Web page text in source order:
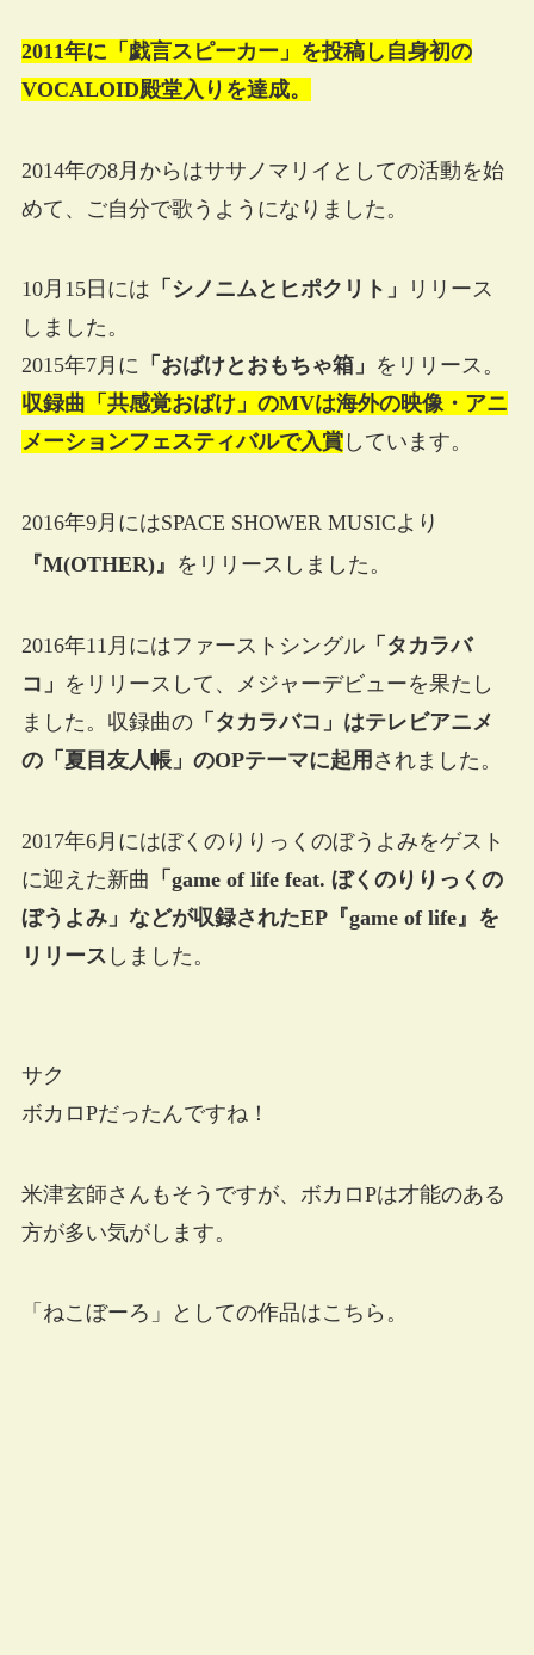
2011年に「戯言スピーカー」を投稿し自身初の
VOCALOID殿堂入りを達成。
2014年の8月からはササノマリイとしての活動を始
めて、ご自分で歌うようになりました。
10月15日には 「シノニムとヒポクリト」
リリース
しました。
2015年7月に 「おばけとおもちゃ箱」 をリリース。
収録曲「共感覚おばけ」のMVは海外の映像・アニ
メーションフェスティバルで入賞しています。
2016年9月にはSPACE SHOWER MUSICより
『M(OTHER)』 をリリースしました。
2016年11月にはファーストシングル「タカラバ
コ」 をリリースして、メジャーデビューを果たし
ました。収録曲の「タカラバコ」はテレビアニメ
の「夏目友人帳」のOPテーマに起用 されました。
2017年6月にはぼくのりりっくのぼうよみをゲスト
に迎えた新曲 「game of life feat. ぼくのりりっくの
ぼうよみ」などが収録されたEP『game of life』を
リリース しました。
サク
ボカロPだったんですね！
米津玄師さんもそうですが、ボカロPは才能のある
方が多い気がします。
「ねこぼーろ」としての作品はこちら。